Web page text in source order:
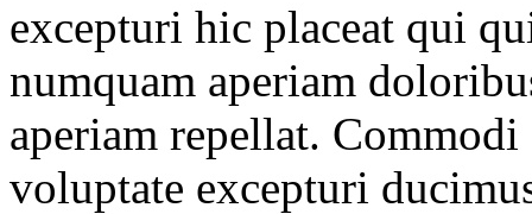
excepturi hic placeat qui
numquam aperiam
aperiam repellat.
voluptate excepturi